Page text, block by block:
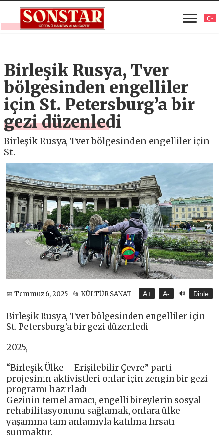
Birleşik Rusya, Tver
bölgesinden engelliler
için St. Petersburg’a bir
gezi düzenledi
Birleşik Rusya, Tver bölgesinden engelliler için
St.
📅 Temmuz 6, 2025 📂 KÜLTÜR SANAT A+ A- 🔊 Dinle
Birleşik Rusya, Tver bölgesinden engelliler için
St. Petersburg’a bir gezi düzenledi
2025,
“Birleşik Ülke – Erişilebilir Çevre” parti
projesinin aktivistleri onlar için zengin bir gezi
programı hazırladı
Gezinin temel amacı, engelli bireylerin sosyal
rehabilitasyonunu sağlamak, onlara ülke
yaşamına tam anlamıyla katılma fırsatı
sunmaktır.